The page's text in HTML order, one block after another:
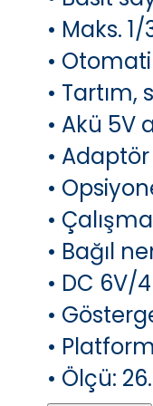
• Maks.
•
• Tartım,
• Akü
• Adaptör
•
•
• Bağıl
• DC 6V/
•
•
• Ölçü: